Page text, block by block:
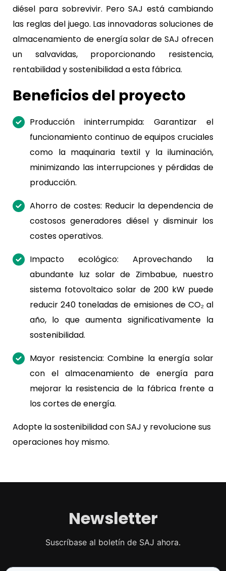
diésel para sobrevivir. Pero SAJ está cambiando
las reglas del juego. Las innovadoras soluciones de
almacenamiento de energía solar de SAJ ofrecen
un salvavidas, proporcionando resistencia,
rentabilidad y sostenibilidad a esta fábrica.
Beneficios del proyecto
Producción ininterrumpida: Garantizar el
funcionamiento continuo de equipos cruciales
como la maquinaria textil y la iluminación,
minimizando las interrupciones y pérdidas de
producción.
Ahorro de costes: Reducir la dependencia de
costosos generadores diésel y disminuir los
costes operativos.
Impacto ecológico: Aprovechando la
abundante luz solar de Zimbabue, nuestro
sistema fotovoltaico solar de 200 kW puede
reducir 240 toneladas de emisiones de CO₂ al
año, lo que aumenta significativamente la
sostenibilidad.
Mayor resistencia: Combine la energía solar
con el almacenamiento de energía para
mejorar la resistencia de la fábrica frente a
los cortes de energía.
Adopte la sostenibilidad con SAJ y revolucione sus
operaciones hoy mismo.
Newsletter
Suscríbase al boletín de SAJ ahora.